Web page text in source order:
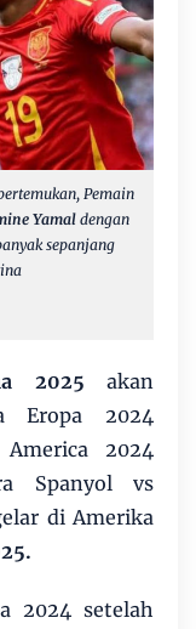
Pemain
Yamal dengan
sepanjang
2025 akan
Eropa 2024
2024
Spanyol vs
di Amerika
2024 setelah